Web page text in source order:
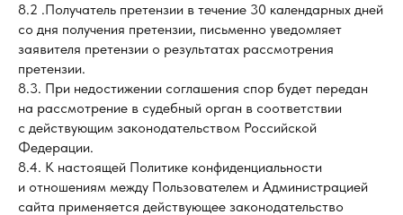
8.2 .Получатель претензии в течение 30 календарных дней
со дня получения претензии, письменно уведомляет
заявителя претензии о результатах рассмотрения
претензии.
8.3. При недостижении соглашения спор будет передан
на рассмотрение в судебный орган в соответствии
с действующим законодательством Российской
Федерации.
8.4. К настоящей Политике конфиденциальности
и отношениям между Пользователем и Администрацией
сайта применяется действующее законодательство